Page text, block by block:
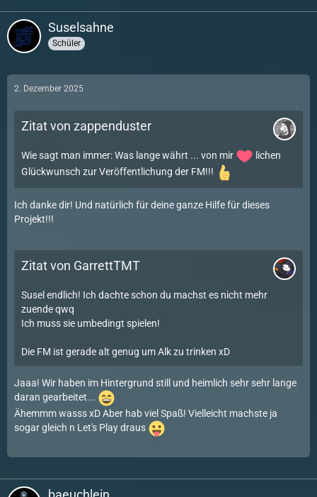
Suselsahne
Schüler
2. Dezember 2025
Zitat von zappenduster
Wie sagt man immer: Was lange währt ... von mir
lichen
Glückwunsch zur Veröffentlichung der FM!!!
Ich danke dir! Und natürlich für deine ganze Hilfe für dieses
Projekt!!!
Zitat von GarrettTMT
Susel endlich! Ich dachte schon du machst es nicht mehr
zuende qwq
Ich muss sie umbedingt spielen!
Die FM ist gerade alt genug um Alk zu trinken xD
Jaaa! Wir haben im Hintergrund still und heimlich sehr sehr lange
daran gearbeitet...
Ähemmm wasss xD Aber hab viel Spaß! Vielleicht machste ja
sogar gleich n Let's Play draus